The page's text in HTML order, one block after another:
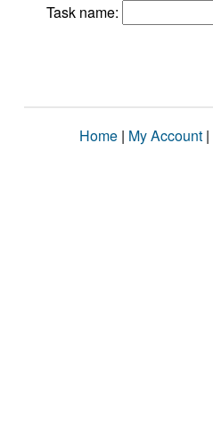
Task name:
Home | My Account |